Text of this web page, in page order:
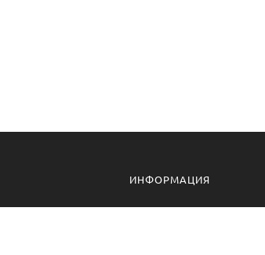
ИНФОРМАЦИЯ